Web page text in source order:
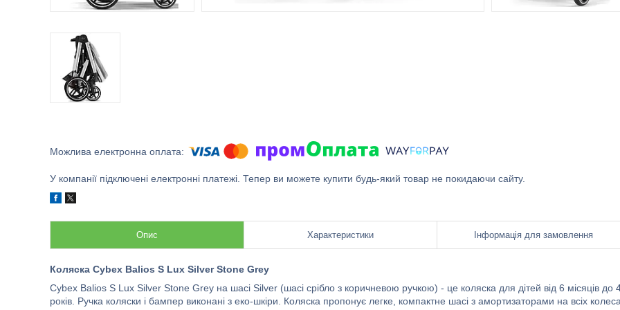
У компанії підключені електронні платежі. Тепер ви можете купити будь-який товар не покидаючи сайту.
Опис Характеристики Інформація для замовлення
Коляска Cybex Balios S Lux Silver Stone Grey
Cybex Balios S Lux Silver Stone Grey на шасі Silver (шасі срібло з коричневою ручкою) - це коляска для дітей від 6 місяців до
років. Ручка коляски і бампер виконані з еко-шкіри. Коляска пропонує легке, компактне шасі з амортизаторами на всіх